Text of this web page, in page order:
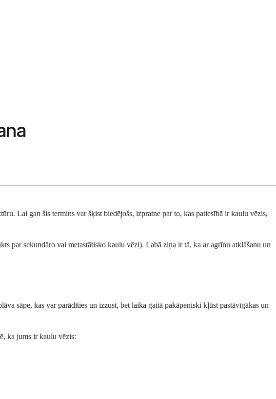
Lai gan šis termins var šķist biedējošs, izpratne par to, kas patiesībā ir kaulu vēzis,
par sekundāro vai metastātisko kaulu vēzi). Labā ziņa ir tā, ka ar agrīnu atklāšanu un
sāpe, kas var parādīties un izzust, bet laika gaitā pakāpeniski kļūst pastāvīgākas un
ka jums ir kaulu vēzis: